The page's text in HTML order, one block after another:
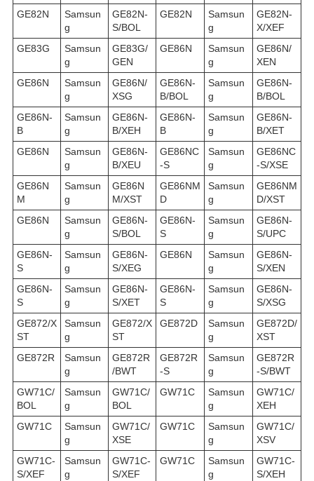
GE82N
Samsun
g
GE82N-
S/BOL
GE82N
Samsun
g
GE82N-
X/XEF
GE83G
Samsun
g
GE83G/
GEN
GE86N
Samsun
g
GE86N/
XEN
GE86N
Samsun
g
GE86N/
XSG
GE86N-
B/BOL
Samsun
g
GE86N-
B/BOL
GE86N-
B
Samsun
g
GE86N-
B/XEH
GE86N-
B
Samsun
g
GE86N-
B/XET
GE86N
Samsun
g
GE86N-
B/XEU
GE86NC
-S
Samsun
g
GE86NC
-S/XSE
GE86N
M
Samsun
g
GE86N
M/XST
GE86NM
D
Samsun
g
GE86NM
D/XST
GE86N
Samsun
g
GE86N-
S/BOL
GE86N-
S
Samsun
g
GE86N-
S/UPC
GE86N-
S
Samsun
g
GE86N-
S/XEG
GE86N
Samsun
g
GE86N-
S/XEN
GE86N-
S
Samsun
g
GE86N-
S/XET
GE86N-
S
Samsun
g
GE86N-
S/XSG
GE872/X
ST
Samsun
g
GE872/X
ST
GE872D
Samsun
g
GE872D/
XST
GE872R
Samsun
g
GE872R
/BWT
GE872R
-S
Samsun
g
GE872R
-S/BWT
GW71C/
BOL
Samsun
g
GW71C/
BOL
GW71C
Samsun
g
GW71C/
XEH
GW71C
Samsun
g
GW71C/
XSE
GW71C
Samsun
g
GW71C/
XSV
GW71C-
S/XEF
Samsun
g
GW71C-
S/XEF
GW71C
Samsun
g
GW71C-
S/XEH